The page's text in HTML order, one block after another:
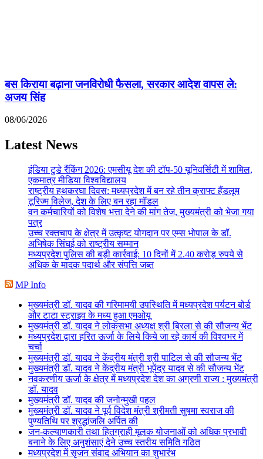
बस किराया बढ़ाना जनविरोधी फैसला, सरकार आदेश वापस ले:
अजय सिंह
08/06/2026
Latest News
इंडिया टुडे रैंकिंग 2026: एमसीयू देश की टॉप-50 यूनिवर्सिटी में शामिल,
एकमात्र मीडिया विश्वविद्यालय
राष्ट्रीय हथकरघा दिवस: मध्यप्रदेश में बन रहे तीन क्राफ्ट हैंडलूम
टूरिज्म विलेज, देश के लिए बन रहा मॉडल
वन कर्मचारियों को विशेष भत्ता देने की मांग तेज, मुख्यमंत्री को भेजा गया
पत्र
उच्च रक्तचाप के क्षेत्र में उत्कृष्ट योगदान पर एम्स भोपाल के डॉ.
अभिषेक सिंघई को राष्ट्रीय सम्मान
मध्यप्रदेश पुलिस की बड़ी कार्रवाई: 10 दिनों में 2.40 करोड़ रुपये से
अधिक के मादक पदार्थ और संपत्ति जब्त
MP Info
मुख्यमंत्री डॉ. यादव की गरिमामयी उपस्थिति में मध्यप्रदेश पर्यटन बोर्ड
और टाटा स्ट्राइव के मध्य हुआ एमओयू
मुख्यमंत्री डॉ. यादव ने लोकसभा अध्यक्ष श्री बिरला से की सौजन्य भेंट
मध्यप्रदेश द्वारा हरित ऊर्जा के लिये किये जा रहे कार्य की विश्वभर में
चर्चा
मुख्यमंत्री डॉ. यादव ने केंद्रीय मंत्री श्री पाटिल से की सौजन्य भेंट
मुख्यमंत्री डॉ. यादव ने केंद्रीय मंत्री भूपेंद्र यादव से की सौजन्य भेंट
नवकरणीय ऊर्जा के क्षेत्र में मध्यप्रदेश देश का अग्रणी राज्य : मुख्यमंत्री
डॉ. यादव
मुख्यमंत्री डॉ. यादव की जनोन्मुखी पहल
मुख्यमंत्री डॉ. यादव ने पूर्व विदेश मंत्री श्रीमती सुषमा स्वराज की
पुण्यतिथि पर श्रद्धांजलि अर्पित की
जन-कल्याणकारी तथा हितग्राही मूलक योजनाओं को अधिक प्रभावी
बनाने के लिए अनुशंसाएं देने उच्च स्तरीय समिति गठित
मध्यप्रदेश में सृजन संवाद अभियान का शुभारंभ